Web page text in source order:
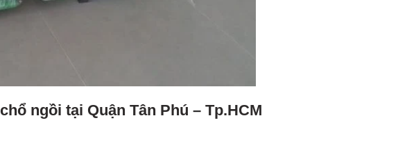
ngồi tại Quận Tân Phú – Tp.HCM